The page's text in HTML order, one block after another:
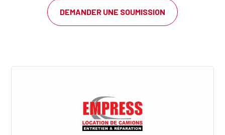
DEMANDER UNE SOUMISSION